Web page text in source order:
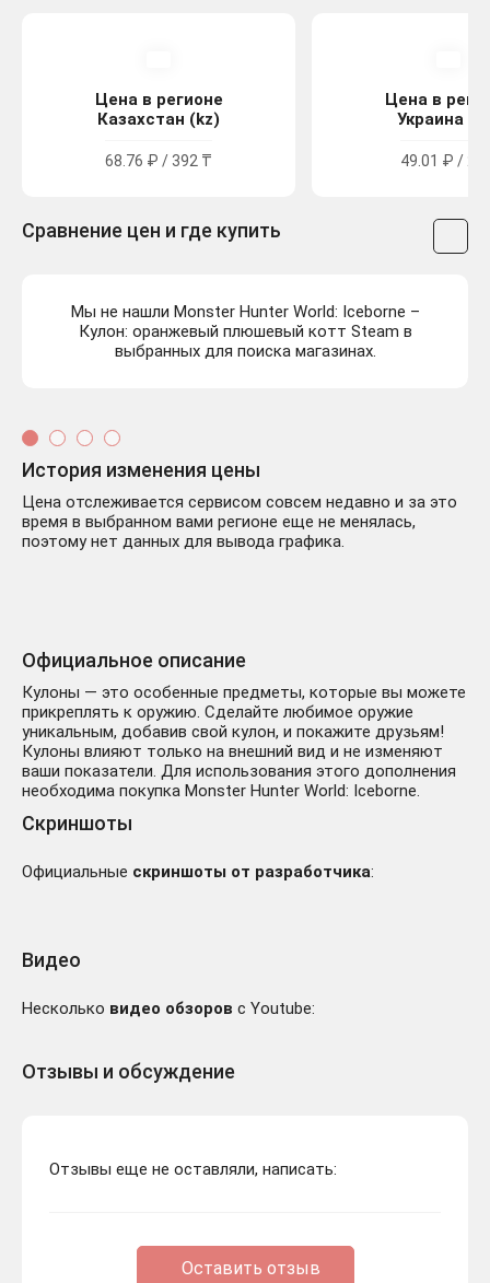
Цена в регионе
Казахстан (kz)
68.76 ₽ / 392 ₸
Цена в
Украина
49.01 ₽ / 27
Сравнение цен и где купить
Мы не нашли Monster Hunter World: Iceborne –
Кулон: оранжевый плюшевый котт Steam в
выбранных для поиска магазинах.
История изменения цены
Цена отслеживается сервисом совсем недавно и за это
время в выбранном вами регионе еще не менялась,
поэтому нет данных для вывода графика.
Официальное описание
Кулоны — это особенные предметы, которые вы можете
прикреплять к оружию. Сделайте любимое оружие
уникальным, добавив свой кулон, и покажите друзьям!
Кулоны влияют только на внешний вид и не изменяют
ваши показатели. Для использования этого дополнения
необходима покупка Monster Hunter World: Iceborne.
Скриншоты
Официальные скриншоты от разработчика:
Видео
Несколько видео обзоров с Youtube:
Отзывы и обсуждение
Отзывы еще не оставляли, написать:
Оставить отзыв